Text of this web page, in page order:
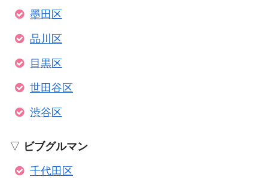
墨田区
品川区
目黒区
世田谷区
渋谷区
▽ ビブグルマン
千代田区